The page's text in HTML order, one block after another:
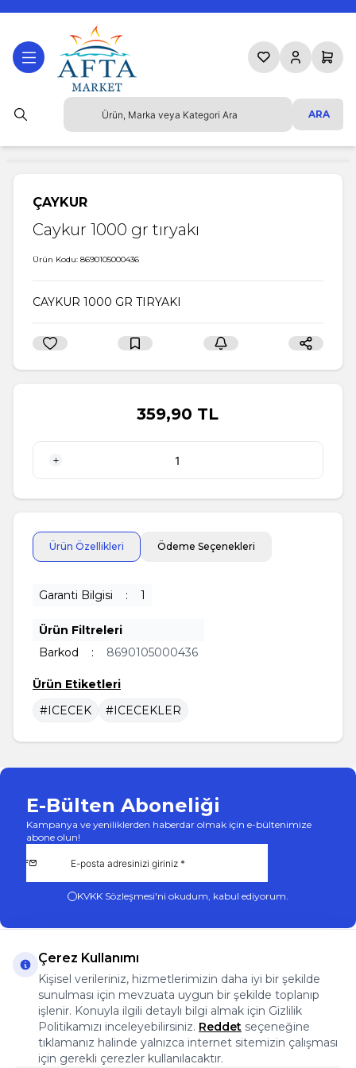
ARA
Favorilerim
HesabımSepetim
ÇAYKUR
Caykur 1000 gr tıryakı
Ürün Kodu: 8690105000436
CAYKUR 1000 GR TIRYAKI
359,90 TL
Ürün Özellikleri Ödeme Seçenekleri
Garanti Bilgisi : 1
Ürün Filtreleri
Barkod
: 8690105000436
Ürün Etiketleri
#ICECEK
#ICECEKLER
E-Bülten Aboneliği
Kampanya ve yeniliklerden haberdar olmak için e-bültenimize
abone olun!
KVKK Sözleşmesi'ni okudum, kabul ediyorum.
App StorePlay Store
FacebookInstagram
Önemli Bilgiler
Önemli Bilgiler
Hızlı Erişim
Çerez Kullanımı
Kişisel verileriniz, hizmetlerimizin daha iyi bir şekilde
sunulması için mevzuata uygun bir şekilde toplanıp
işlenir. Konuyla ilgili detaylı bilgi almak için Gizlilik
Politikamızı inceleyebilirsiniz. Reddet seçeneğine
tıklamanız halinde yalnızca internet sitemizin çalışması
için gerekli çerezler kullanılacaktır.